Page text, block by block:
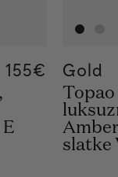
price
155€
Regular price
155€
Regular
34€ Gold
slatke